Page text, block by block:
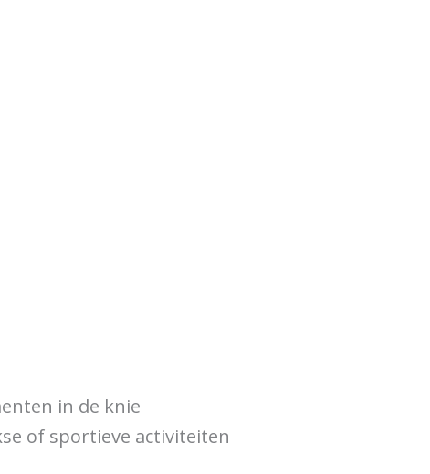
in de knie
of sportieve activiteiten